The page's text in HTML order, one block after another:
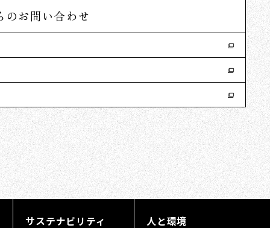
のお問い合わせ
サステナビリティ 人と環境